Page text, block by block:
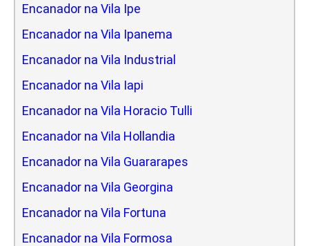
Encanador na Vila Ipe
Encanador na Vila Ipanema
Encanador na Vila Industrial
Encanador na Vila Iapi
Encanador na Vila Horacio Tulli
Encanador na Vila Hollandia
Encanador na Vila Guararapes
Encanador na Vila Georgina
Encanador na Vila Fortuna
Encanador na Vila Formosa